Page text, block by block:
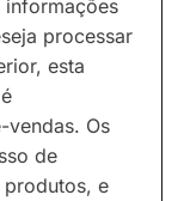
processar
esta
vendas. Os
de
e